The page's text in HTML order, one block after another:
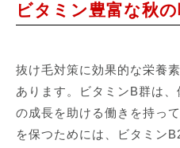
ビタミン豊富な秋
抜け毛対策に効果的な栄養
あります。ビタミンB群は
の成長を助ける働きを持っ
を保つためには、ビタミン